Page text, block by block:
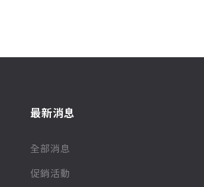
最新消息
全部消息
促銷活動